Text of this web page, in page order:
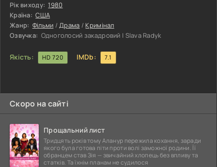
адміністрації, розкриває свою особистість і виявляється
новим начальником в'язниці Генрі Брубейкером. Він
намагається реформувати в'язницю відповідно до своїх
ідеалів і поглядів, приділяючи особливу увагу правам
людини і перевихованню
Рік виходу: 1980
Країна: США
Жанр: Фільми /Драма / Кримінал
Озвучка: Одноголосий закадровий | Slava Radyk
Якість: HD 720 IMDb: 7.1
Скоро на сайті
Прощальний лист
Тридцять років тому Аланур пережила кохання, заради
якого була готова піти проти волі заможної родини. Її
обранцем став Зія — звичайний хлопець без впливу та
статків. Та їхнім планам не судилося